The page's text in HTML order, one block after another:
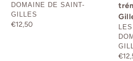
DOMAINE DE SAINT-
GILLES
Prix
€12,50
Prix